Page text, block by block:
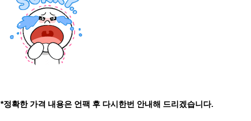
*정확한 가격 내용은 언팩 후 다시한번 안내해 드리겠습니다.